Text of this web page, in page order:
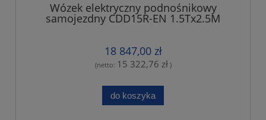
Wózek elektryczny podnośnikowy
samojezdny CDD15R-EN 1.5Tx2.5M
regulowane widły,Li-ion bateria
18 847,00 zł
(netto: 15 322,76 zł)
do koszyka